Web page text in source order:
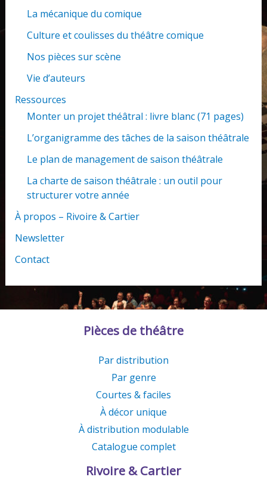
La mécanique du comique
Culture et coulisses du théâtre comique
Nos pièces sur scène
Vie d’auteurs
Ressources
Monter un projet théâtral : livre blanc (71 pages)
L’organigramme des tâches de la saison théâtrale
Le plan de management de saison théâtrale
La charte de saison théâtrale : un outil pour
structurer votre année
À propos – Rivoire & Cartier
Newsletter
Contact
Pièces de théâtre
Par distribution
Par genre
Courtes & faciles
À décor unique
À distribution modulable
Catalogue complet
Rivoire & Cartier